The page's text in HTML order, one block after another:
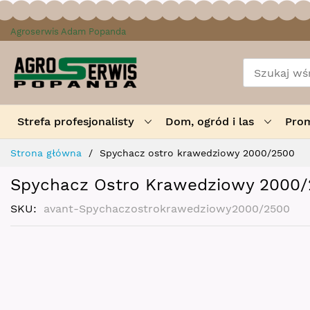
Przejdź
doAgroserwis Adam Popanda
Strefa profesjonalisty Dom, ogród i las
Strona główna Spychacz ostro krawedziowy 2000/2500
Spychacz Ostro Krawedziowy
SKU avant-Spychaczostrokrawedziowy2000/2500